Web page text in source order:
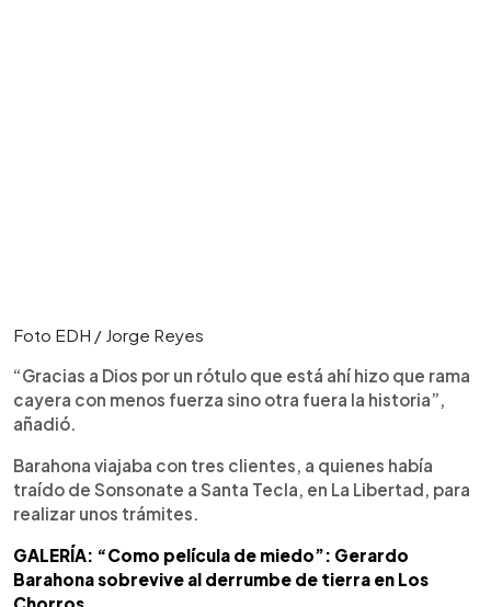
Foto EDH / Jorge Reyes
“Gracias a Dios por un rótulo que está ahí hizo que rama
cayera con menos fuerza sino otra fuera la historia”,
añadió.
Barahona viajaba con tres clientes, a quienes había
traído de Sonsonate a Santa Tecla, en La Libertad, para
realizar unos trámites.
GALERÍA: “Como película de miedo”: Gerardo
Barahona sobrevive al derrumbe de tierra en Los